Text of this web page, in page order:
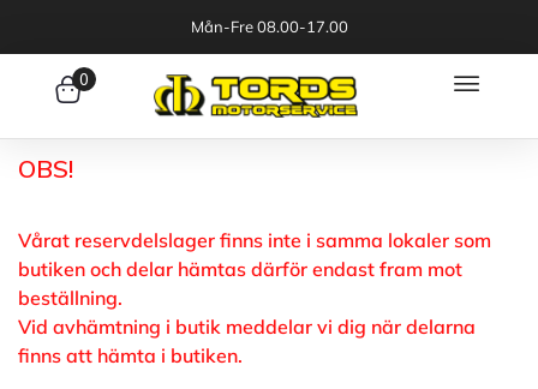
Mån-Fre 08.00-17.00
0
OBS!
Vårat reservdelslager finns inte i samma lokaler som
butiken och delar hämtas därför endast fram mot
beställning.
Vid avhämtning i butik meddelar vi dig när delarna
finns att hämta i butiken.